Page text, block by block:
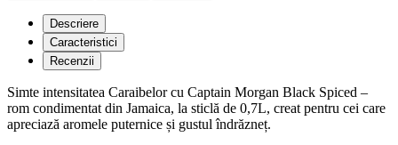
Descriere
Caracteristici
Recenzii
Simte intensitatea Caraibelor cu Captain Morgan Black Spiced –
rom condimentat din Jamaica, la sticlă de 0,7L, creat pentru cei care
apreciază aromele puternice și gustul îndrăzneț.